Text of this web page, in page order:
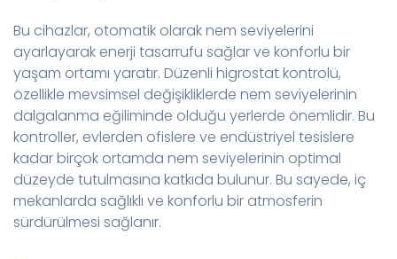
Bu cihazlar, otomatik olarak nem seviyelerini
ayarlayarak enerji tasarrufu sağlar ve konforlu bir
yaşam ortamı yaratır. Düzenli higrostat kontrolü,
özellikle mevsimsel değişikliklerde nem seviyelerinin
dalgalanma eğiliminde olduğu yerlerde önemlidir. Bu
kontroller, evlerden ofislere ve endüstriyel tesislere
kadar birçok ortamda nem seviyelerinin optimal
düzeyde tutulmasına katkıda bulunur. Bu sayede, iç
mekanlarda sağlıklı ve konforlu bir atmosferin
sürdürülmesi sağlanır.